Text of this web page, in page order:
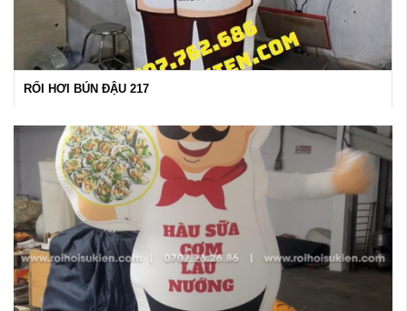
RỐI HƠI BÚN ĐẬU 217